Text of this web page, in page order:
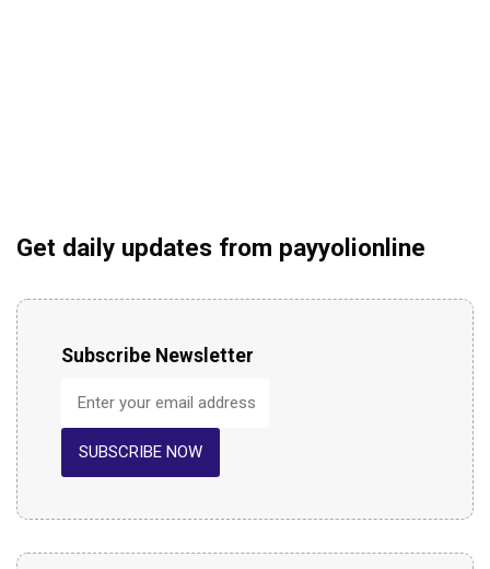
Get daily updates from payyolionline
Subscribe Newsletter
SUBSCRIBE NOW